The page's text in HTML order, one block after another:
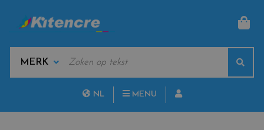
MANUFACTURERS
NL MENU